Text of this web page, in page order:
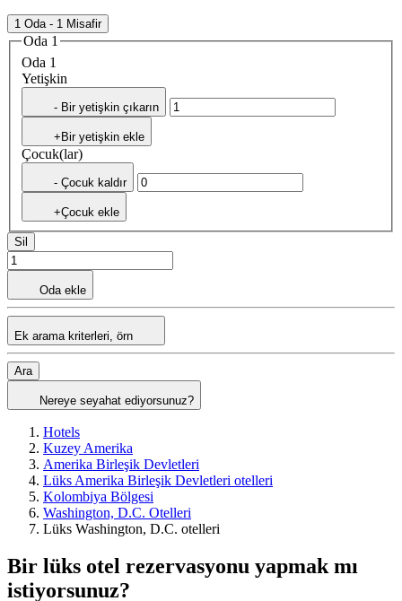
1 Oda - 1 Misafir
Oda 1
Oda 1
Yetişkin
- Bir yetişkin çıkarın
+Bir yetişkin ekle
Çocuk(lar)
- Çocuk kaldır
+Çocuk ekle
Sil
Oda ekle
Ek arama kriterleri, örn
Ara
Nereye seyahat ediyorsunuz?
Hotels
Kuzey Amerika
Amerika Birleşik Devletleri
Lüks Amerika Birleşik Devletleri otelleri
Kolombiya Bölgesi
Washington, D.C. Otelleri
Lüks Washington, D.C. otelleri
Bir lüks otel rezervasyonu yapmak mı
istiyorsunuz?